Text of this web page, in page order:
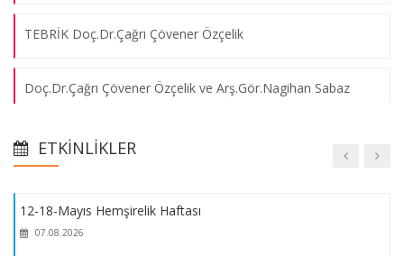
TEBRİK Doç.Dr.Çağrı Çövener Özçelik
Doç.Dr.Çağrı Çövener Özçelik ve Arş.Gör.Nagihan Sabaz
Akreditasyon Belgesi
Akreditasyon Duyurusu
ETKINLIKLER
Pandemi Döneminde Mezun Hemşirelerin Yaşadıkları
07.08.2026
12-18-Mayıs Hemşirelik Haftası
07.08.2026